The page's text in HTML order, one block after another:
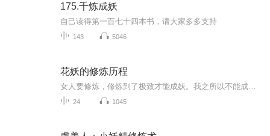
175.千炼成妖
自己读得第一百七十四本书，请大家多多支持
143 5046
花妖的修炼历程
24 1045